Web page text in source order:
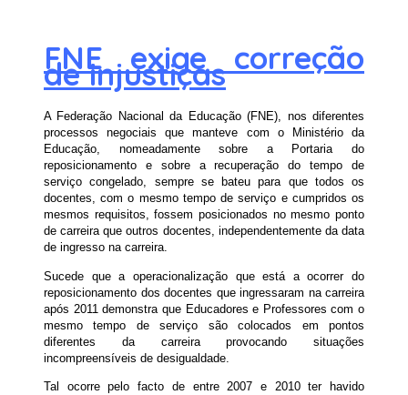
FNE exige correção
de injustiças
A Federação Nacional da Educação (FNE), nos diferentes
processos negociais que manteve com o Ministério da
Educação, nomeadamente sobre a Portaria do
reposicionamento e sobre a recuperação do tempo de
serviço congelado, sempre se bateu para que todos os
docentes, com o mesmo tempo de serviço e cumpridos os
mesmos requisitos, fossem posicionados no mesmo ponto
de carreira que outros docentes, independentemente da data
de ingresso na carreira.
Sucede que a operacionalização que está a ocorrer do
reposicionamento dos docentes que ingressaram na carreira
após 2011 demonstra que Educadores e Professores com o
mesmo tempo de serviço são colocados em pontos
diferentes da carreira provocando situações
incompreensíveis de desigualdade.
Tal ocorre pelo facto de entre 2007 e 2010 ter havido